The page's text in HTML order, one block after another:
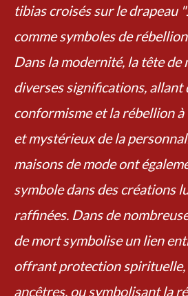
tibias croisés sur le drapeau
comme symboles de
Dans la modernité, la tête
diverses significations, allant
conformisme et la rébellion à
et mystérieux de la
maisons de mode ont
symbole dans des créations
raffinées. Dans de
de mort symbolise un lien
offrant protection spirituelle,
ancêtres, ou symbolisant la